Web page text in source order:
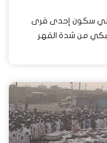
رجل ستيني سكون إحدى قرى
من شدة القهر